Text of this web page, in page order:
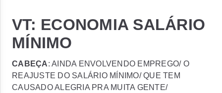
VT: ECONOMIA SALÁRIO
MÍNIMO
CABEÇA: AINDA ENVOLVENDO EMPREGO/ O
REAJUSTE DO SALÁRIO MÍNIMO/ QUE TEM
CAUSADO ALEGRIA PRA MUITA GENTE/